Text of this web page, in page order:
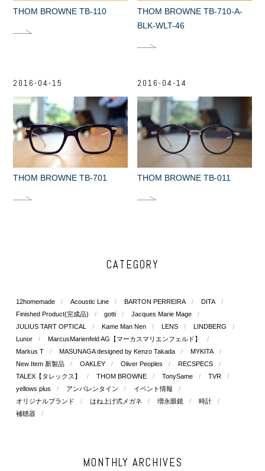
THOM BROWNE TB-110
THOM BROWNE TB-710-A-
BLK-WLT-46
2016-04-15
THOM BROWNE TB-701
2016-04-14
THOM BROWNE TB-011
CATEGORY
12homemade Acoustic Line BARTON PERREIRA
DITA
Finished Product(完成品)
gotti
Jacques Marie Mage
JULIUS TART OPTICAL
Kame Man Nen LENS
LINDBERG
Lunor
MarcusMarienfeld AG【マーカスマリエンフェルド】
Markus T
MASUNAGA designed by Kenzo Takada
MYKITA
New Item 新製品
OAKLEY Oliver Peoples
RECSPECS
TALEX【タレックス】
THOM BROWNE TonySame
TVR
yellows plus
アンバレンタイン
イベント情報
オリジナルブランド
はね上げ式メガネ 増永眼鏡
時計
補聴器
MONTHLY ARCHIVES